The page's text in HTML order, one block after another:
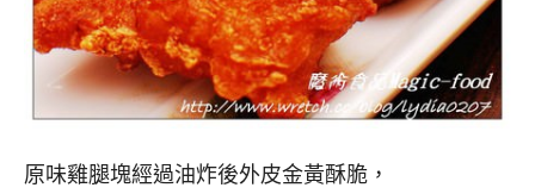
原味雞腿塊經過油炸後外皮金黃酥脆，